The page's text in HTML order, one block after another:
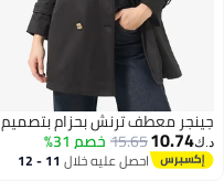
جينجر معطف ترنش بحزام بتصميم
د.ك‏10.74
15.65خصم 31%
احصل عليه خلال 11 - 12